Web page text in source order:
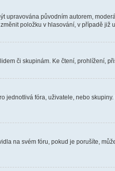
upravována původním autorem,
položku v hlasování, v případě
či skupinám. Ke čtení, prohlížení,
jednotlivá fóra, uživatele, nebo
na svém fóru, pokud je porušíte,